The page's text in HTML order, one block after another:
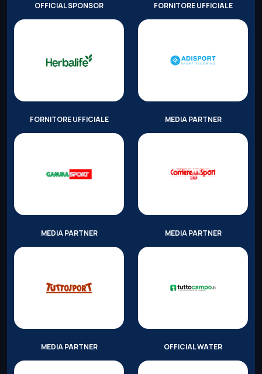
OFFICIAL SPONSOR FORNITORE UFFICIALE
FORNITORE UFFICIALE MEDIA PARTNER
MEDIA PARTNER MEDIA PARTNER
MEDIA PARTNER OFFICIAL WATER